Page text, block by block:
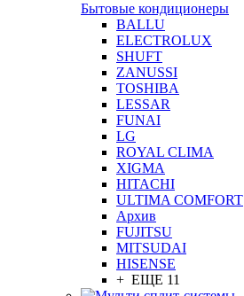
Бытовые кондиционеры
BALLU
ELECTROLUX
SHUFT
ZANUSSI
TOSHIBA
LESSAR
FUNAI
LG
ROYAL CLIMA
XIGMA
HITACHI
ULTIMA COMFORT
Архив
FUJITSU
MITSUDAI
HISENSE
+ ЕЩЕ 11